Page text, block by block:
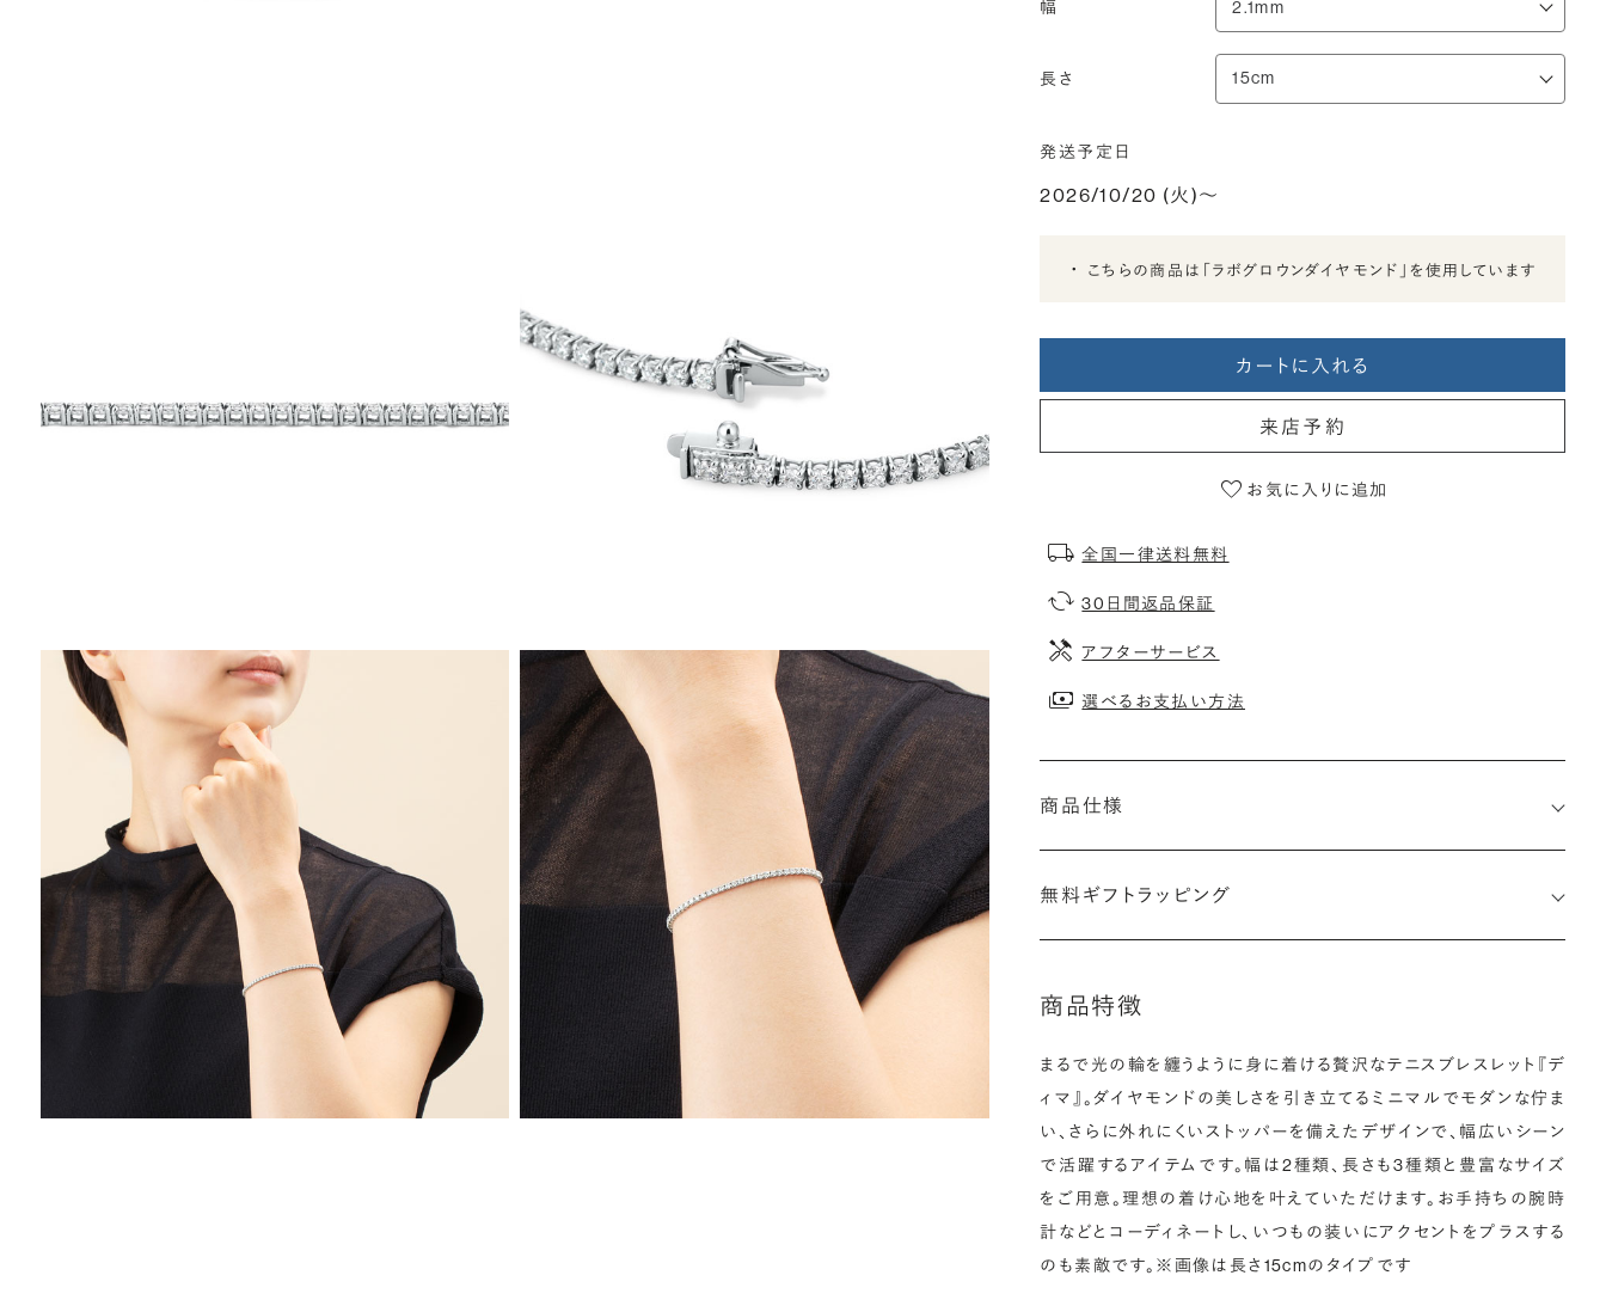
幅
長さ
発送予定日
2026/10/20 (火)〜
こちらの商品は「ラボグロウンダイヤモンド」を使用しています
カートに入れる
来店予約
お気に入りに追加
全国一律送料無料
30日間返品保証
アフターサービス
選べるお支払い方法
商品仕様
無料ギフトラッピング
商品特徴
まるで光の輪を纏うように身に着ける贅沢なテニスブレスレット『デ
ィマ』。ダイヤモンドの美しさを引き立てるミニマルでモダンな佇ま
い、さらに外れにくいストッパーを備えたデザインで、幅広いシーン
で活躍するアイテムです。幅は2種類、長さも3種類と豊富なサイズ
をご用意。理想の着け心地を叶えていただけます。お手持ちの腕時
計などとコーディネートし、いつもの装いにアクセントをプラスする
のも素敵です。※画像は長さ15cmのタイプです